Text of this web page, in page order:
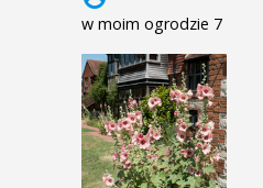
w moim ogrodzie 7